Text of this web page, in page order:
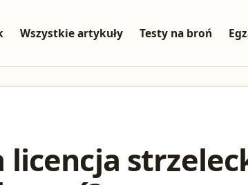
Wszystkie artykuły Testy na broń